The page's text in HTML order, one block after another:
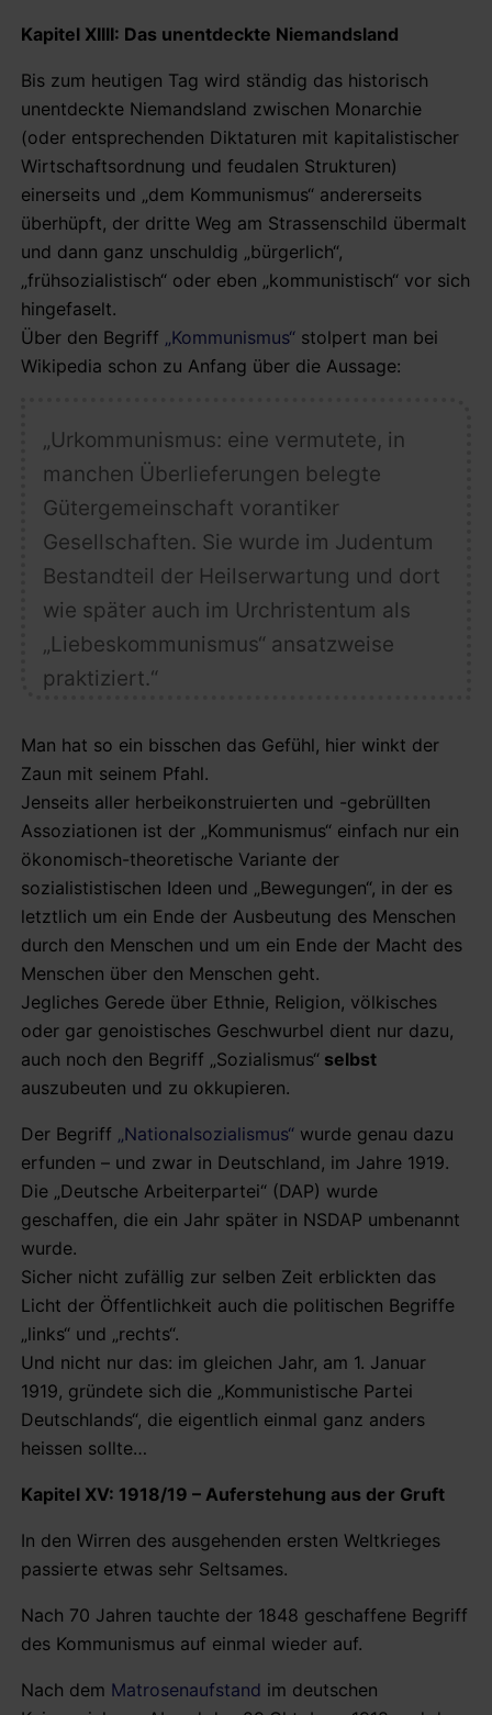
Kapitel XIIII: Das unentdeckte Niemandsland
Bis zum heutigen Tag wird ständig das historisch
unentdeckte Niemandsland zwischen Monarchie
(oder entsprechenden Diktaturen mit kapitalistischer
Wirtschaftsordnung und feudalen Strukturen)
einerseits und „dem Kommunismus“ andererseits
überhüpft, der dritte Weg am Strassenschild übermalt
und dann ganz unschuldig „bürgerlich“,
„frühsozialistisch“ oder eben „kommunistisch“ vor sich
hingefaselt.
Über den Begriff „Kommunismus“ stolpert man bei
Wikipedia schon zu Anfang über die Aussage:
„Urkommunismus: eine vermutete, in
manchen Überlieferungen belegte
Gütergemeinschaft vorantiker
Gesellschaften. Sie wurde im Judentum
Bestandteil der Heilserwartung und dort
wie später auch im Urchristentum als
„Liebeskommunismus“ ansatzweise
praktiziert.“
Man hat so ein bisschen das Gefühl, hier winkt der
Zaun mit seinem Pfahl.
Jenseits aller herbeikonstruierten und -gebrüllten
Assoziationen ist der „Kommunismus“ einfach nur ein
ökonomisch-theoretische Variante der
sozialististischen Ideen und „Bewegungen“, in der es
letztlich um ein Ende der Ausbeutung des Menschen
durch den Menschen und um ein Ende der Macht des
Menschen über den Menschen geht.
Jegliches Gerede über Ethnie, Religion, völkisches
oder gar genoistisches Geschwurbel dient nur dazu,
auch noch den Begriff „Sozialismus“ selbst
auszubeuten und zu okkupieren.
Der Begriff „Nationalsozialismus“ wurde genau dazu
erfunden – und zwar in Deutschland, im Jahre 1919.
Die „Deutsche Arbeiterpartei“ (DAP) wurde
geschaffen, die ein Jahr später in NSDAP umbenannt
wurde.
Sicher nicht zufällig zur selben Zeit erblickten das
Licht der Öffentlichkeit auch die politischen Begriffe
„links“ und „rechts“.
Und nicht nur das: im gleichen Jahr, am 1. Januar
1919, gründete sich die „Kommunistische Partei
Deutschlands“, die eigentlich einmal ganz anders
heissen sollte…
Kapitel XV: 1918/19 – Auferstehung aus der Gruft
In den Wirren des ausgehenden ersten Weltkrieges
passierte etwas sehr Seltsames.
Nach 70 Jahren tauchte der 1848 geschaffene Begriff
des Kommunismus auf einmal wieder auf.
Nach dem Matrosenaufstand im deutschen